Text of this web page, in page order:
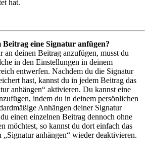
hat.
eine Signatur anfügen?
an deinen Beitrag anzufügen, musst du
in den Einstellungen in deinem
entwerfen. Nachdem du die Signatur
hast, kannst du in jedem Beitrag das
anhängen“ aktivieren. Du kannst eine
indem du in deinem persönlichen
Anhängen deiner Signatur
einen einzelnen Beitrag dennoch ohne
möchtest, so kannst du dort einfach das
anhängen“ wieder deaktivieren.